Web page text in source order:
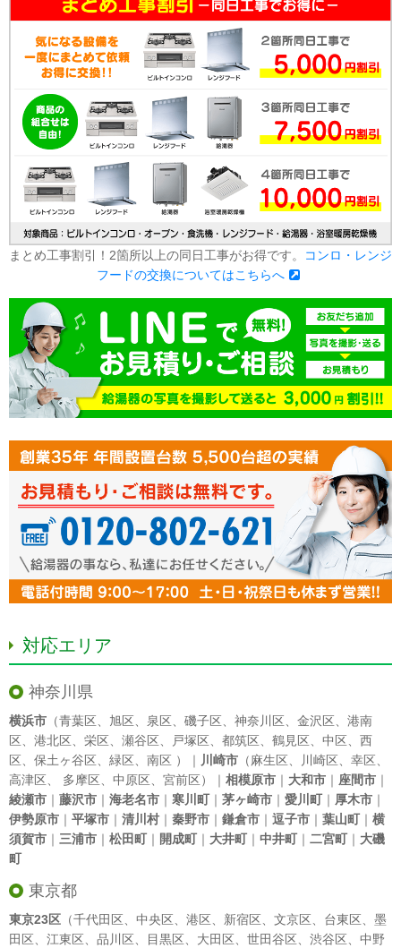
まとめ工事割引！2箇所以上の同日工事がお得です。
コンロ・レンジ
フードの交換についてはこちらへ
対応エリア
神奈川県
横浜市 （青葉区 旭区 泉区 磯子区 神奈川区 金沢区
港南
区
港北区 栄区 瀬谷区 戸塚区 都筑区 鶴見区 中区
西
区
保土ヶ谷区 緑区 南区 ）｜ 川崎市 （麻生区 川崎区 幸区
高津区
多摩区 中原区 宮前区）｜ 相模原市 ｜ 大和市 ｜ 座間市 ｜
綾瀬市 ｜ 藤沢市 ｜ 海老名市 ｜ 寒川町｜ 茅ヶ崎市 ｜ 愛川町｜ 厚木市 ｜
伊勢原市 ｜ 平塚市 ｜ 清川村｜ 秦野市 ｜ 鎌倉市 ｜ 逗子市 ｜ 葉山町｜ 横
須賀市 ｜ 三浦市 ｜ 松田町｜ 開成町｜ 大井町｜ 中井町｜ 二宮町｜ 大磯
町
東京都
東京23区 （千代田区 中央区 港区 新宿区 文京区 台東区
墨
田区
江東区 品川区 目黒区 大田区 世田谷区 渋谷区
中野